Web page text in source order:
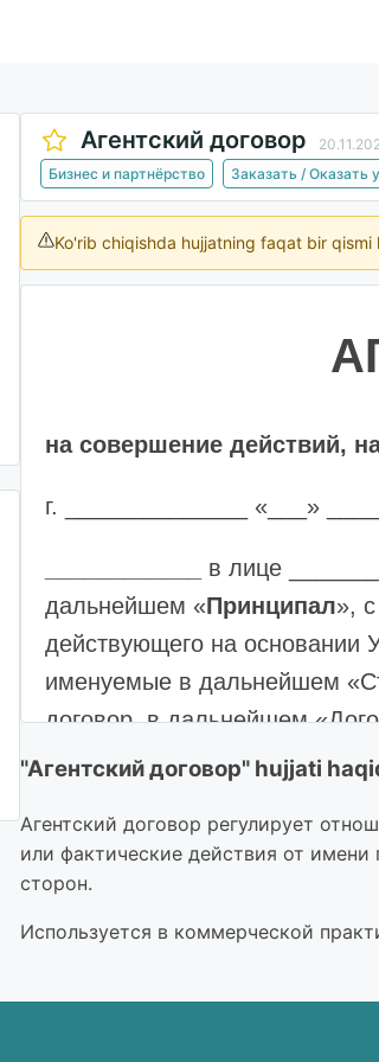
Агентский договор
Бизнес и партнёрство Заказать / Оказать
Ko'rib chiqishda hujjatning faqat bir
на совершение действий,
г. ______________ «___»
в лице
дальнейшем «Принципал»,
действующего на
именуемые в дальнейшем
договор, в дальнейшем
ПРЕДМЕТ ДОГОВОРА
1.1. Агент принимает на
осуществлять действия,
направлены на заключение
"Агентский договор" hujjati
Агентский договор регулирует
или фактические действия от имени
сторон.
Используется в коммерческой